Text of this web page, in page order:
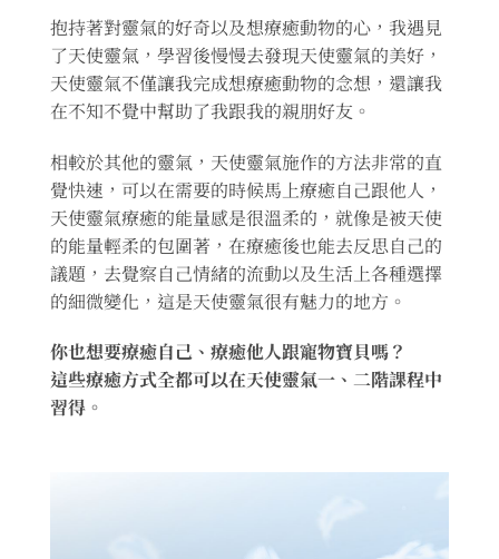
抱持著對靈氣的好奇以及想療癒動物的心，我遇見
了天使靈氣，學習後慢慢去發現天使靈氣的美好，
天使靈氣不僅讓我完成想療癒動物的念想，還讓我
在不知不覺中幫助了我跟我的親朋好友。
相較於其他的靈氣，天使靈氣施作的方法非常的直
覺快速，可以在需要的時候馬上療癒自己跟他人，
天使靈氣療癒的能量感是很溫柔的，就像是被天使
的能量輕柔的包圍著，在療癒後也能去反思自己的
議題，去覺察自己情緒的流動以及生活上各種選擇
的細微變化，這是天使靈氣很有魅力的地方。
你也想要療癒自己、療癒他人跟寵物寶貝嗎？
這些療癒方式全都可以在天使靈氣一、二階課程中
習得。